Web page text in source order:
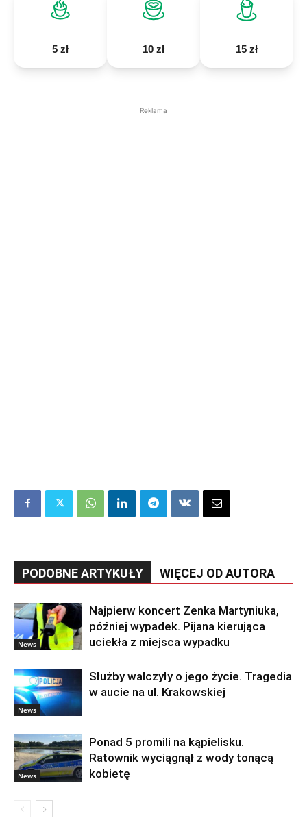
5 zł 10 zł 15 zł
Reklama
PODOBNE ARTYKUŁY WIĘCEJ OD AUTORA
News
Najpierw koncert Zenka Martyniuka,
później wypadek. Pijana kierująca
uciekła z miejsca wypadku
News
Służby walczyły o jego życie. Tragedia
w aucie na ul. Krakowskiej
News
Ponad 5 promili na kąpielisku.
Ratownik wyciągnął z wody tonącą
kobietę